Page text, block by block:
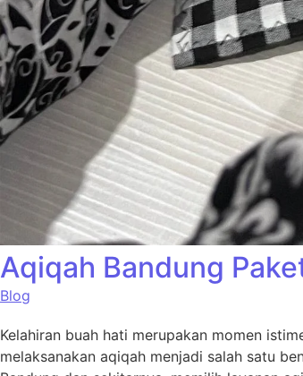
Aqiqah Bandung
Blog
Kelahiran buah hati merupakan momen
melaksanakan aqiqah menjadi salah satu